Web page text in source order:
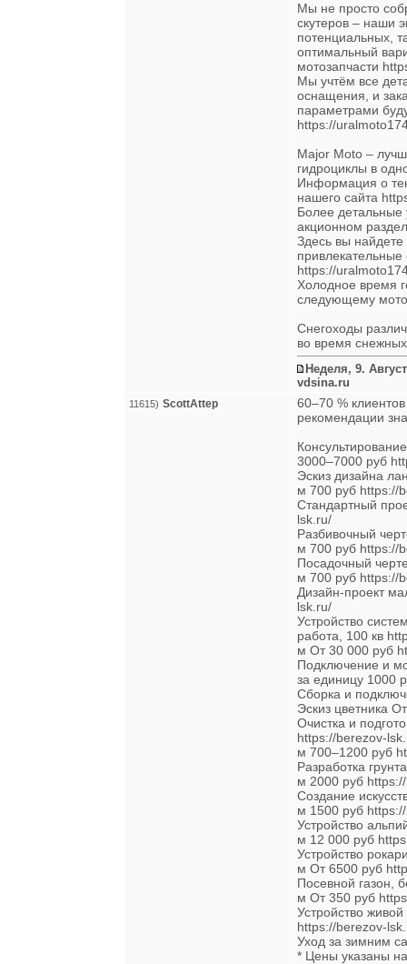
Мы не просто
скутеров – наши
потенциальных,
оптимальный
мотозапчасти
Мы учтём все
оснащения, и
параметрами
https://
Major Moto –
гидроциклы в
Информация о
нашего сайта
Более
акционном
Здесь вы
https://
Холодное время
следующему
Снегоходы
во время
Неделя, 9.
vdsina.ru
11615) ScottAttep
60–70 %
рекомендации
3000–7000 руб
Эскиз дизайна
м 700 руб https://
Стандартный
lsk.ru/
Разбивочный
м 700 руб https://
Посадочный
м 700 руб https://
Дизайн-проект
lsk.ru/
Устройство
работа, 100 кв
м От 30 000 руб
Подключение и
за единицу 1000
Сборка и
Эскиз цветника
Очистка и
https://berezov-
м 700–1200 руб
Разработка
м 2000 руб
Создание
м 1500 руб
Устройство
м 12 000 руб
Устройство
м От 6500 руб
Посевной газон,
м От 350 руб
Устройство
https://berezov-
Уход за зимним
* Цены указаны